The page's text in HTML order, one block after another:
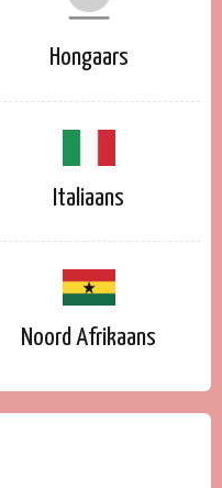
Hongaars
Italiaans
Noord Afrikaans